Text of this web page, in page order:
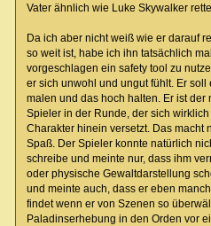
Vater ähnlich wie Luke Skywalker
Da ich aber nicht weiß wie er darauf
so weit ist, habe ich ihn tatsächlich
vorgeschlagen ein safety tool zu
er sich unwohl und ungut fühlt. Er
malen und das hoch halten. Er ist der
Spieler in der Runde, der sich
Charakter hinein versetzt. Das macht
Spaß. Der Spieler konnte natürlich
schreibe und meinte nur, dass ihm
oder physische Gewaltdarstellung
und meinte auch, dass er eben
findet wenn er von Szenen so
Paladinserhebung in den Orden vor